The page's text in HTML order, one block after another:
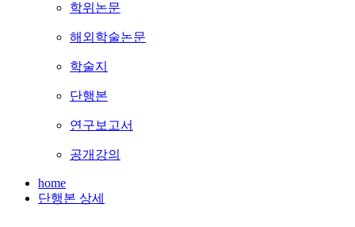
학위논문
해외학술논문
학술지
단행본
연구보고서
공개강의
home
단행본 상세